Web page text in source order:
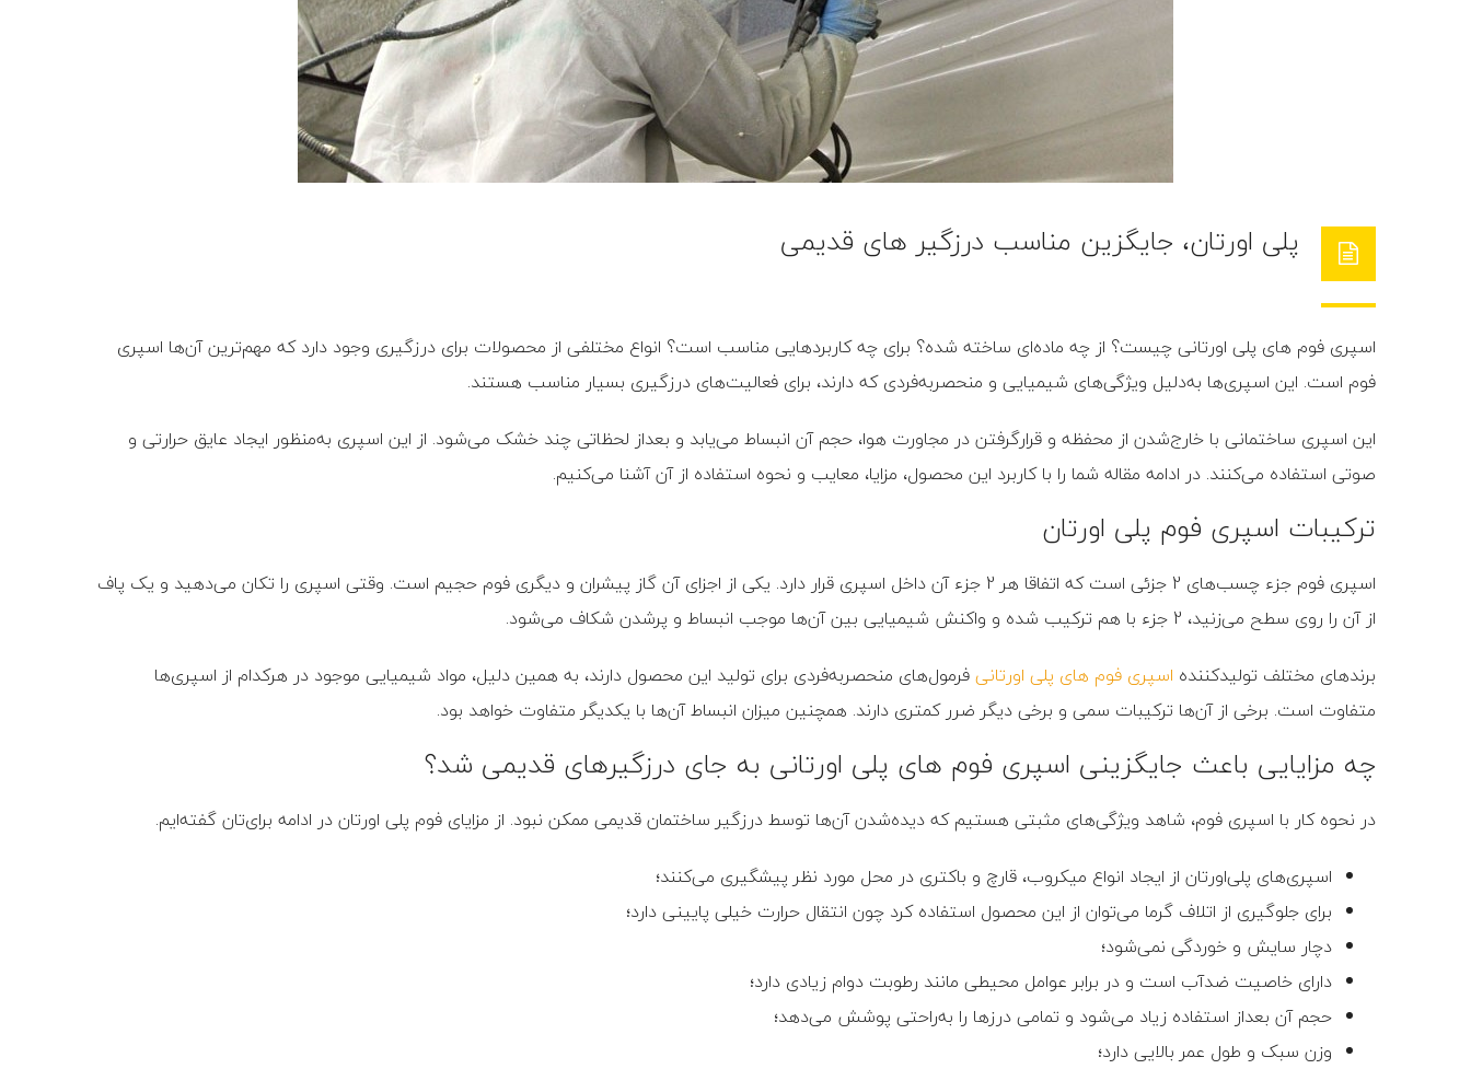
پلی اورتان، جایگزین مناسب درزگیر های قدیمی
اسپری فوم های پلی اورتانی چیست؟ از چه ماده‌ای ساخته شده؟ برای چه کاربردهایی مناسب است؟ انواع مختلفی از محصولات برای درزگیری وجود دارد که مهم‌ترین آن‌ها اسپری
فوم است. این اسپری‌ها به‌دلیل ویژگی‌های شیمیایی و منحصربه‌فردی که دارند، برای فعالیت‌های درزگیری بسیار مناسب هستند.
این اسپری ساختمانی با خارج‌شدن از محفظه و قرارگرفتن در مجاورت هوا، حجم آن انبساط می‌یابد و بعداز لحظاتی چند خشک می‌شود. از این اسپری به‌منظور ایجاد عایق حرارتی و
صوتی استفاده می‌کنند. در ادامه مقاله شما را با کاربرد این محصول، مزایا، معایب و نحوه استفاده از آن آشنا می‌کنیم.
ترکیبات اسپری فوم پلی اورتان
اسپری فوم جزء چسب‌های 2 جزئی است که اتفاقا هر 2 جزء آن داخل اسپری قرار دارد. یکی از اجزای آن گاز پیشران و دیگری فوم حجیم است. وقتی اسپری را تکان می‌دهید و یک پاف
از آن را روی سطح می‌زنید، 2 جزء با هم ترکیب شده و واکنش شیمیایی بین آن‌ها موجب انبساط و پرشدن شکاف می‌شود.
برندهای مختلف تولیدکننده اسپری فوم های پلی اورتانیفرمول‌های منحصربه‌فردی برای تولید این محصول دارند، به همین دلیل، مواد شیمیایی موجود در هرکدام از اسپری‌ها
متفاوت است. برخی از آن‌ها ترکیبات سمی و برخی دیگر ضرر کمتری دارند. همچنین میزان انبساط آن‌ها با یکدیگر متفاوت خواهد بود.
چه مزایایی باعث جایگزینی اسپری فوم های پلی اورتانی به ‌جای درزگیرهای قدیمی شد؟
در نحوه کار با اسپری فوم، شاهد ویژگی‌های مثبتی هستیم که دیده‌شدن آن‌ها توسط درزگیر ساختمان قدیمی ممکن نبود. از مزایای فوم پلی‌ اورتان در ادامه برای‌تان گفته‌ایم.
اسپری‌های پلی‌اورتان از ایجاد انواع میکروب، قارچ و باکتری در محل مورد نظر پیشگیری می‌کنند؛
برای جلوگیری از اتلاف گرما می‌توان از این محصول استفاده کرد چون انتقال حرارت خیلی پایینی دارد؛
دچار سایش و خوردگی نمی‌شود؛
دارای خاصیت ضدآب است و در برابر عوامل محیطی مانند رطوبت دوام زیادی دارد؛
حجم آن بعداز استفاده زیاد می‌شود و تمامی درزها را به‌راحتی پوشش می‌دهد؛
وزن سبک و طول عمر بالایی دارد؛